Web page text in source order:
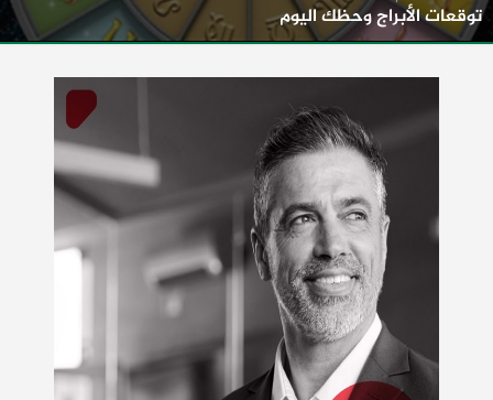
توقعات الأبراج وحظك اليوم